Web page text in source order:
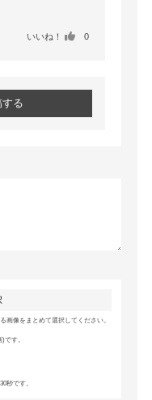
いいね！ 0
する
画像をまとめて選択してください。
です。
秒です。